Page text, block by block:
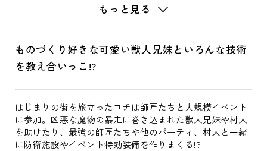
もっと見る
ものづくり好きな可愛い獣人兄妹といろんな技術
を教え合いっこ!?
はじまりの街を旅立ったコチは師匠たちと大規模イベント
に参加。凶悪な魔物の暴走に巻き込まれた獣人兄妹や村人
を助けたり、最強の師匠たちや他のパーティ、村人と一緒
に防衛施設やイベント特効装備を作りまくる!?